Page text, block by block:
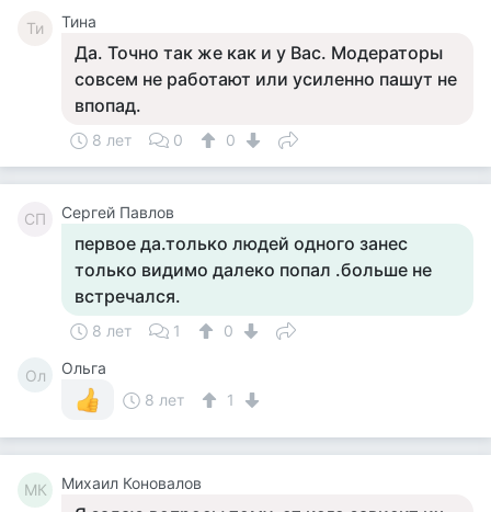
Ти Тина
Да. Точно так же как и у Вас. Модераторы
совсем не работают или усиленно пашут не
впопад.
8 лет 0 0
СП Сергей Павлов
первое да.только людей одного занес
только видимо далеко попал .больше не
встречался.
8 лет 1 0
Ол
Ольга
8 лет
1
МК Михаил Коновалов